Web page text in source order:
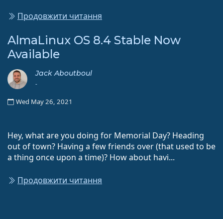
Продовжити читання
AlmaLinux OS 8.4 Stable Now
Available
Jack Aboutboul
-
Wed May 26, 2021
Hey, what are you doing for Memorial Day? Heading
out of town? Having a few friends over (that used to be
a thing once upon a time)? How about havi...
Продовжити читання